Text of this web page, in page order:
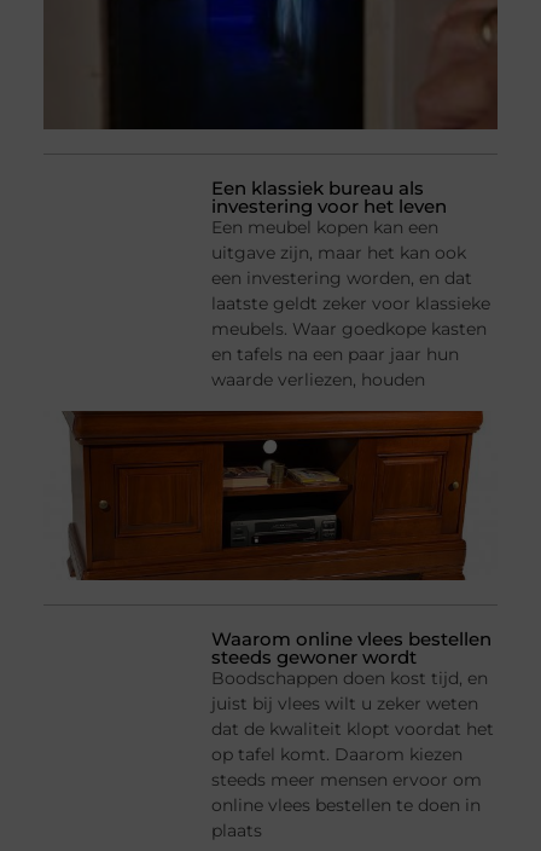
Een klassiek bureau als
investering voor het leven
Een meubel kopen kan een
uitgave zijn, maar het kan ook
een investering worden, en dat
laatste geldt zeker voor klassieke
meubels. Waar goedkope kasten
en tafels na een paar jaar hun
waarde verliezen, houden
Waarom online vlees bestellen
steeds gewoner wordt
Boodschappen doen kost tijd, en
juist bij vlees wilt u zeker weten
dat de kwaliteit klopt voordat het
op tafel komt. Daarom kiezen
steeds meer mensen ervoor om
online vlees bestellen te doen in
plaats